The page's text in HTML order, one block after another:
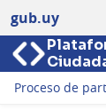
gub.uy
Proceso de